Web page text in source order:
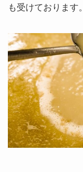
も受けております。